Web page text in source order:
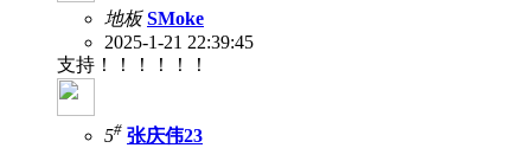
地板 SMoke
2025-1-21 22:39:45
支持！！！！！！
5# 张庆伟23